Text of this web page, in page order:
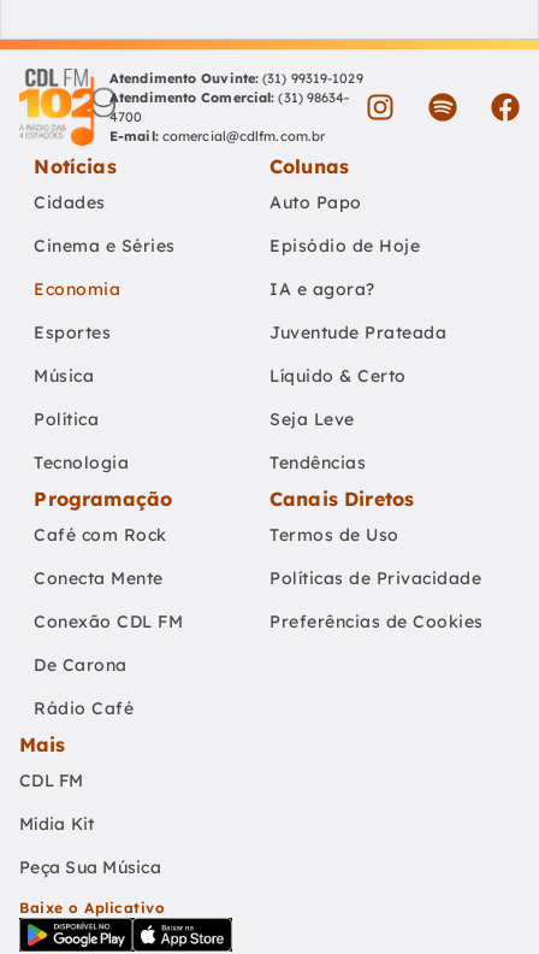
Atendimento Ouvinte: (31) 99319-1029
Atendimento Comercial: (31) 98634-
4700
E-mail: comercial@cdlfm.com.br
Notícias
Cidades
Cinema e Séries
Economia
Esportes
Música
Política
Tecnologia
Colunas
Auto Papo
Episódio de Hoje
IA e agora?
Juventude Prateada
Líquido & Certo
Seja Leve
Tendências
Programação
Café com Rock
Conecta Mente
Conexão CDL FM
De Carona
Rádio Café
Canais Diretos
Termos de Uso
Políticas de Privacidade
Preferências de Cookies
Mais
CDL FM
Mídia Kit
Peça Sua Música
Baixe o Aplicativo